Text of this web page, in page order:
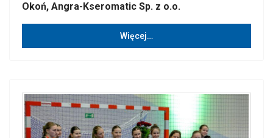
Okoń, Angra-Kseromatic Sp. z o.o.
Więcej…